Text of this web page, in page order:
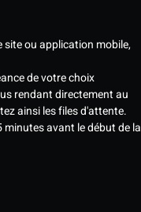
ou application mobile,
de votre choix
rendant directement au
ainsi les files d'attente.
avant le début de la